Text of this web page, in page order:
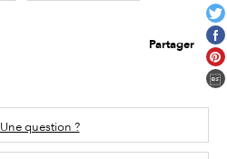
Partager
Une question ?